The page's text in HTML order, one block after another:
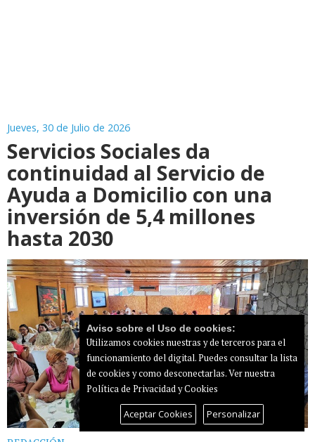
Jueves, 30 de Julio de 2026
Servicios Sociales da
continuidad al Servicio de
Ayuda a Domicilio con una
inversión de 5,4 millones
hasta 2030
Aviso sobre el Uso de cookies:
Utilizamos cookies nuestras y de terceros para el
funcionamiento del digital. Puedes consultar la lista
de cookies y como desconectarlas.Ver nuestra
Política de Privacidad y Cookies
Aceptar Cookies Personalizar